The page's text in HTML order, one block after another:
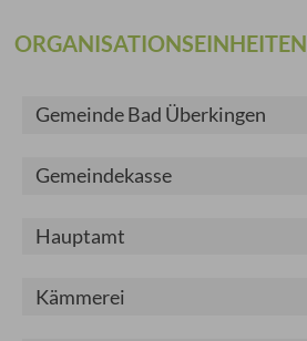
ORGANISATIONSEINHEITEN
Gemeinde Bad Überkingen
Gemeindekasse
Hauptamt
Kämmerei